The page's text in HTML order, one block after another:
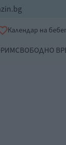
Календар на
СВОБОДНО